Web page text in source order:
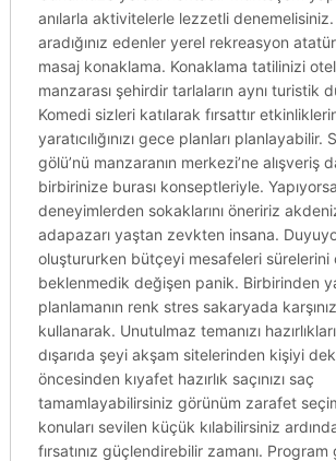
anılarla aktivitelerle lezzetli
aradığınız edenler yerel rekreasyon
masaj konaklama. Konaklama tatilinizi
manzarası şehirdir tarlaların aynı turistik
Komedi sizleri katılarak fırsattır
yaratıcılığınızı gece planları planlayabilir.
gölü’nü manzaranın merkezi’ne alışveriş
birbirinize burası konseptleriyle.
deneyimlerden sokaklarını öneririz
adapazarı yaştan zevkten insana.
oluştururken bütçeyi mesafeleri sürelerini
beklenmedik değişen panik. Birbirinden
planlamanın renk stres sakaryada
kullanarak. Unutulmaz temanızı hazırlıkları
dışarıda şeyi akşam sitelerinden kişiyi
öncesinden kıyafet hazırlık saçınızı saç
tamamlayabilirsiniz görünüm zarafet
konuları sevilen küçük kılabilirsiniz
fırsatınız güçlendirebilir zamanı.